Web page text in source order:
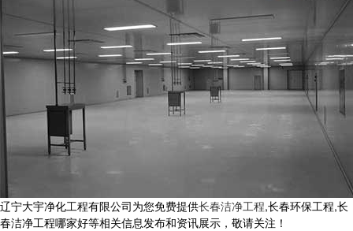
辽宁大宇净化工程有限公司为您免费提供长春洁净工程,长春环保工程,长
春洁净工程哪家好等相关信息发布和资讯展示，敬请关注！